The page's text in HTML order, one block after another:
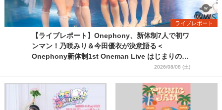
ライブレポート
【ライブレポート】Onephony、新体制7人で初ワ
ンマン！乃咲みり＆今田優衣が決意語る＜
Onephony新体制1st Oneman Live はじまりの夏
2026/08/08 (土)